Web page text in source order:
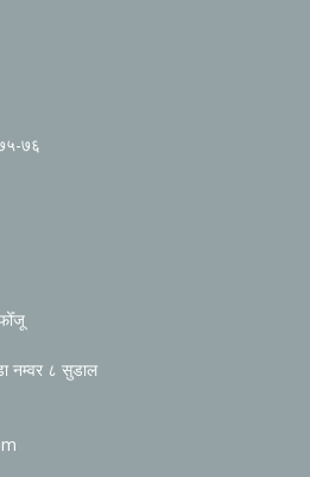
७६
नम्वर ८ सुडाल